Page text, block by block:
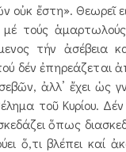
ἔστη». Θεωρεῖ
μέ τούς
τήν ἀσέβεια
δέν ἐπηρεάζεται
ἀλλ’ ἔχει ὡς
τοῦ Κυρίου.
ὅπως
ὅ,τι βλέπει καί